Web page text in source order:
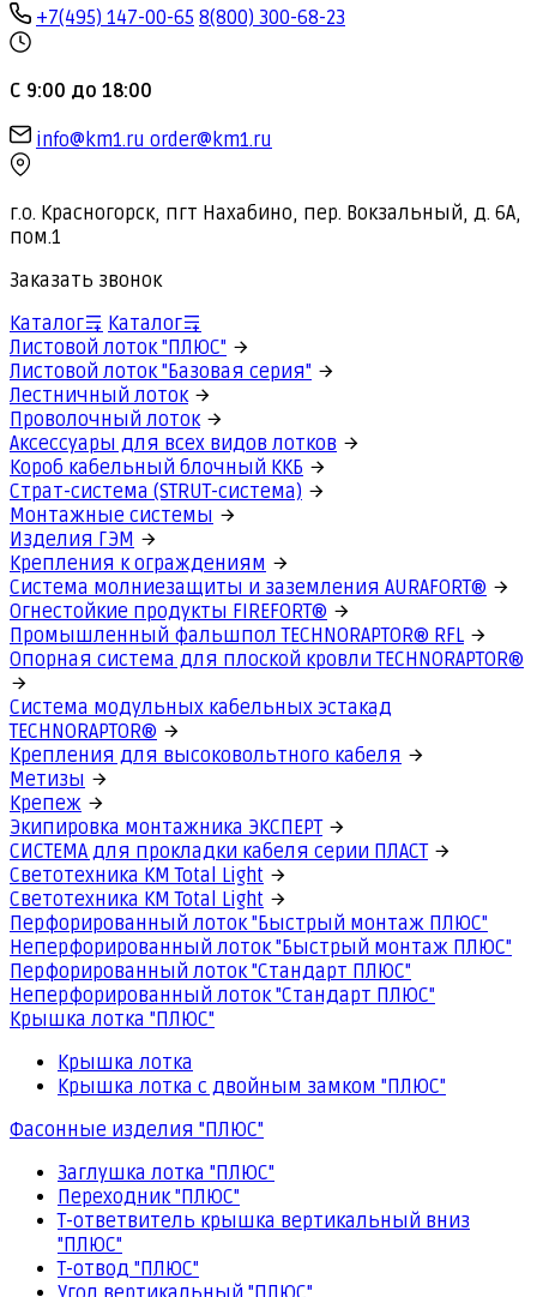
+7(495) 147-00-65 8(800) 300-68-23
С 9:00 до 18:00
info@km1.ru order@km1.ru
г.о. Красногорск, пгт Нахабино, пер. Вокзальный, д. 6А,
пом.1
Заказать звонок
Каталог
Каталог
Листовой лоток "ПЛЮС"
Листовой лоток "Базовая серия"
Лестничный лоток
Проволочный лоток
Аксессуары для всех видов лотков
Короб кабельный блочный ККБ
Страт-система (STRUT-система)
Монтажные системы
Изделия ГЭМ
Крепления к ограждениям
Система молниезащиты и заземления AURAFORT®
Огнестойкие продукты FIREFORT®
Промышленный фальшпол TECHNORAPTOR® RFL
Опорная система для плоской кровли TECHNORAPTOR®
Система модульных кабельных эстакад
TECHNORAPTOR®
Крепления для высоковольтного кабеля
Метизы
Крепеж
Экипировка монтажника ЭКСПЕРТ
СИСТЕМА для прокладки кабеля серии ПЛАСТ
Светотехника КМ Total Light
Светотехника КМ Total Light
Перфорированный лоток "Быстрый монтаж ПЛЮС"
Неперфорированный лоток "Быстрый монтаж ПЛЮС"
Перфорированный лоток "Стандарт ПЛЮС"
Неперфорированный лоток "Стандарт ПЛЮС"
Крышка лотка "ПЛЮС"
Крышка лотка
Крышка лотка с двойным замком "ПЛЮС"
Фасонные изделия "ПЛЮС"
Заглушка лотка "ПЛЮС"
Переходник "ПЛЮС"
Т-ответвитель крышка вертикальный вниз
"ПЛЮС"
Т-отвод "ПЛЮС"